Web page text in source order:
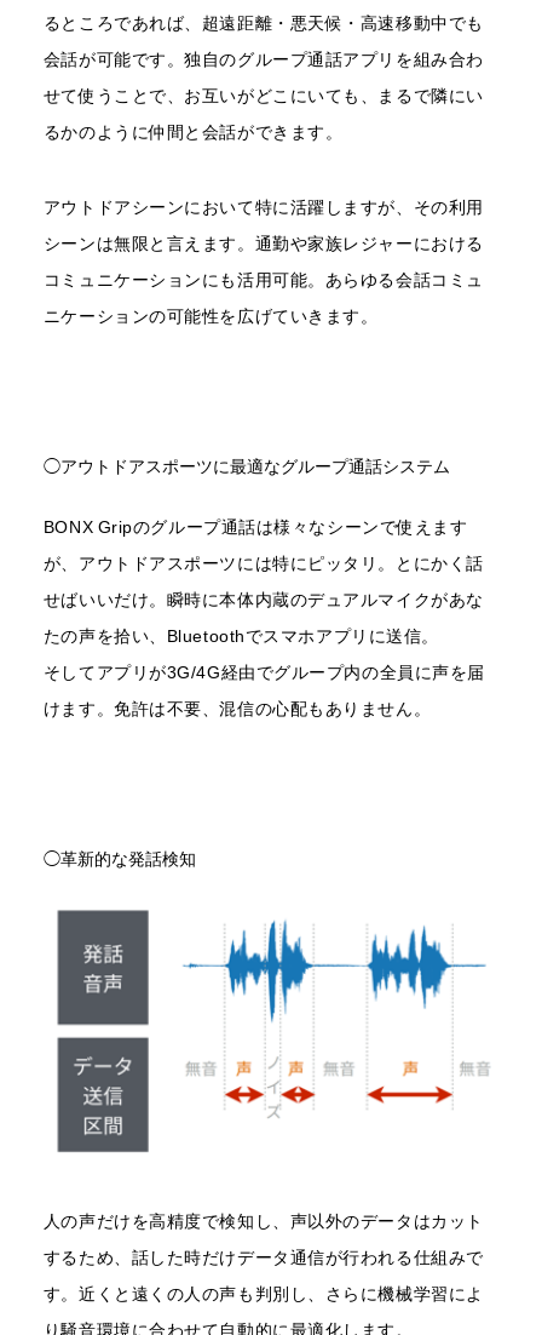
るところであれば、超遠距離・悪天候・高速移動中でも
会話が可能です。独自のグループ通話アプリを組み合わ
せて使うことで、お互いがどこにいても、まるで隣にい
るかのように仲間と会話ができます。
アウトドアシーンにおいて特に活躍しますが、その利用
シーンは無限と言えます。通勤や家族レジャーにおける
コミュニケーションにも活用可能。あらゆる会話コミュ
ニケーションの可能性を広げていきます。
◯アウトドアスポーツに最適なグループ通話システム
BONX Gripのグループ通話は様々なシーンで使えます
が、アウトドアスポーツには特にピッタリ。とにかく話
せばいいだけ。瞬時に本体内蔵のデュアルマイクがあな
たの声を拾い、Bluetoothでスマホアプリに送信。
そしてアプリが3G/4G経由でグループ内の全員に声を届
けます。免許は不要、混信の心配もありません。
◯革新的な発話検知
人の声だけを高精度で検知し、声以外のデータはカット
するため、話した時だけデータ通信が行われる仕組みで
す。近くと遠くの人の声も判別し、さらに機械学習によ
り騒音環境に合わせて自動的に最適化します。